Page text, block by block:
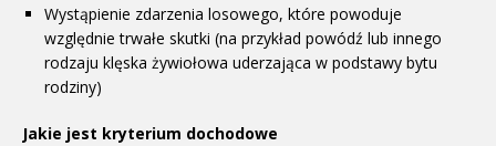
Wystąpienie zdarzenia losowego, które powoduje
względnie trwałe skutki (na przykład powódź lub innego
rodzaju klęska żywiołowa uderzająca w podstawy bytu
rodziny)
Jakie jest kryterium dochodowe